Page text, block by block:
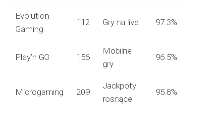
Evolution
Gaming
112 Gry na live 97.3%
Play’n GO 156
Mobilne
gry
96.5%
Microgaming 209
Jackpoty
rosnące
95.8%